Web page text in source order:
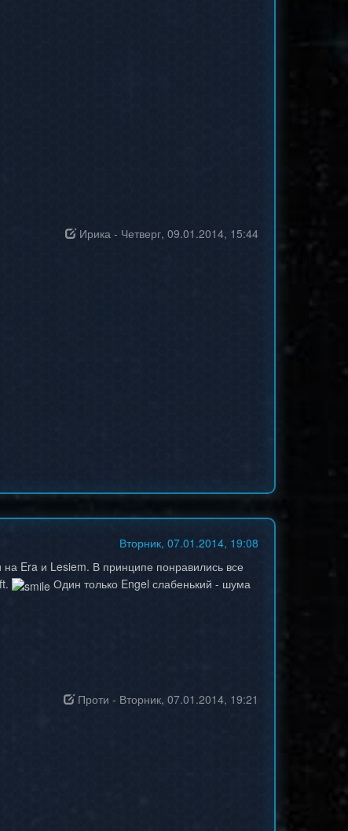
Ирика - Четверг, 09.01.2014, 15:44
Вторник, 07.01.2014, 19:08
Era и Lesiem. В принципе понравились все
Один только Engel слабенький - шума
Проти - Вторник, 07.01.2014, 19:21